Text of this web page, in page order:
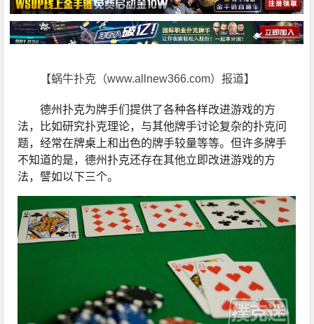
【蜗牛扑克（www.allnew366.com）报道】
德州扑克为牌手们提供了各种各样改进游戏的方
法，比如研究扑克理论，与其他牌手讨论复杂的扑克问
题，经常在牌桌上和出色的牌手较量等等。但许多牌手
不知道的是，德州扑克还存在其他立即改进游戏的方
法，譬如以下三个。